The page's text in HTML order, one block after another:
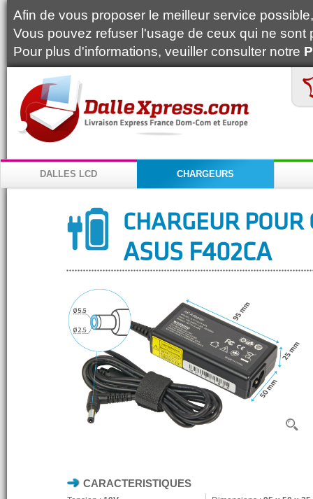
Afin de vous proposer le meilleur service
Vous pouvez refuser l'usage de ceux qui ne
Pour plus d'informations, veuiller consulter notre
DALLES LCD CHARGEURS
CHARGEUR
ASUS F402CA
CARACTERISTIQUES